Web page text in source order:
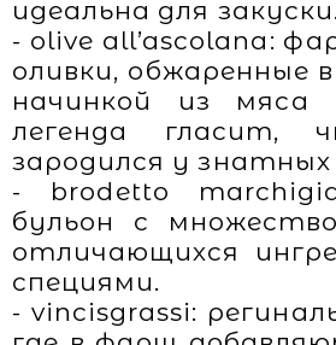
идеальна для закуски.
- olive all’ascolana:
оливки, обжаренные
начинкой из мяса
легенда гласит,
зародился у
- brodetto
бульон с
отличающихся
специями.
- vincisgrassi: